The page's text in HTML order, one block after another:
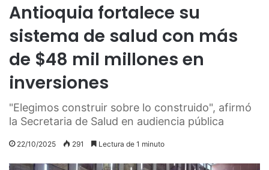
Antioquia fortalece su
sistema de salud con más
de $48 mil millones en
inversiones
"Elegimos construir sobre lo construido", afirmó
la Secretaria de Salud en audiencia pública
22/10/2025 291 Lectura de 1 minuto